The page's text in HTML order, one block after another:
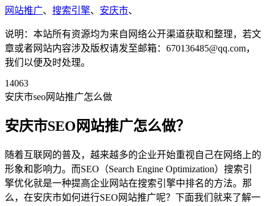
网站推广、 搜索引擎、 安庆市、
说明：本站所有资源均为来自网络公开渠道获取和整理，若文
章或者网站内容涉及版权请发至邮箱：670136485@qq.com，
我们以便及时处理。
14063
安庆市seo网站推广怎么做
安庆市SEO网站推广怎么做？
随着互联网的普及，越来越多的企业开始重视自己在网络上的
形象和影响力。而SEO（Search Engine Optimization）搜索引
擎优化就是一种提高企业网站在搜索引擎中排名的方法。那
么，在安庆市如何进行SEO网站推广呢？下面我们就来了解一